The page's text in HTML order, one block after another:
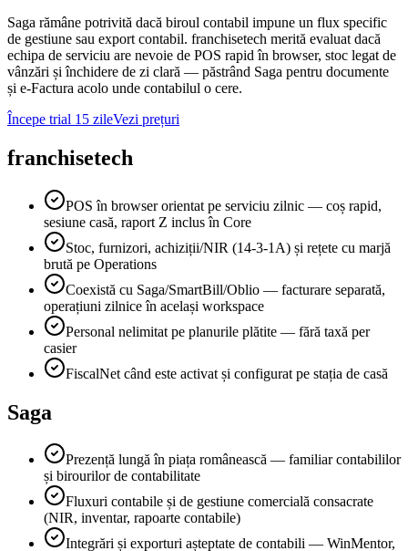
Saga rămâne potrivită dacă biroul contabil impune un flux specific
de gestiune sau export contabil. franchisetech merită evaluat dacă
echipa de serviciu are nevoie de POS rapid în browser, stoc legat de
vânzări și închidere de zi clară — păstrând Saga pentru documente
și e-Factura acolo unde contabilul o cere.
Începe trial 15 zileVezi prețuri
franchisetech
POS în browser orientat pe serviciu zilnic — coș rapid,
sesiune casă, raport Z inclus în Core
Stoc, furnizori, achiziții/NIR (14-3-1A) și rețete cu marjă
brută pe Operations
Coexistă cu Saga/SmartBill/Oblio — facturare separată,
operațiuni zilnice în același workspace
Personal nelimitat pe planurile plătite — fără taxă per
casier
FiscalNet când este activat și configurat pe stația de casă
Saga
Prezență lungă în piața românească — familiar contabililor
și birourilor de contabilitate
Fluxuri contabile și de gestiune comercială consacrate
(NIR, inventar, rapoarte contabile)
Integrări și exporturi așteptate de contabili — WinMentor,